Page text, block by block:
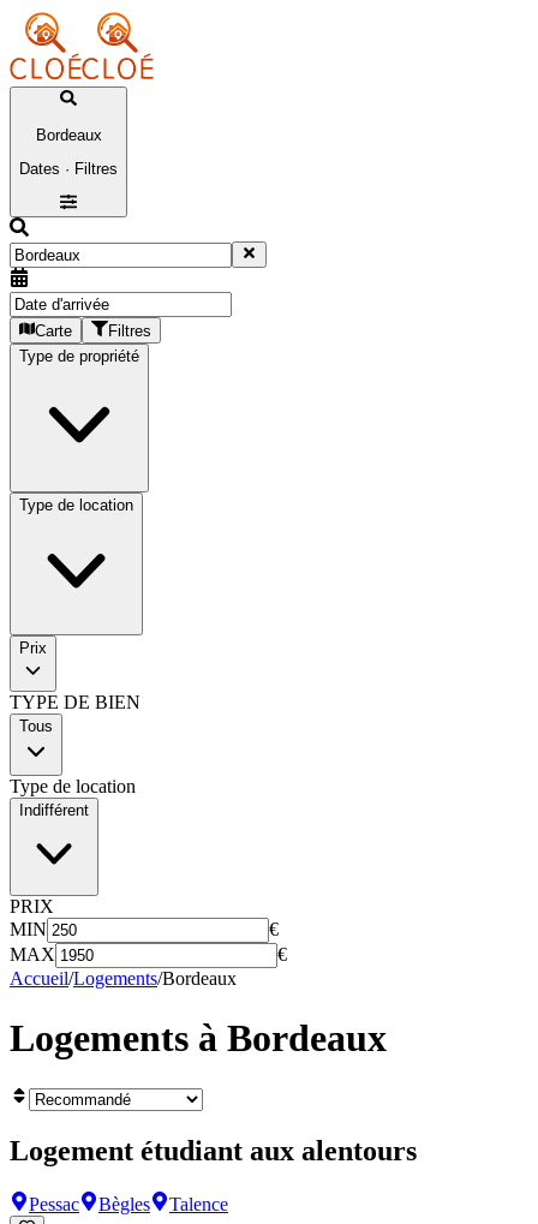
Bordeaux
Dates · Filtres
Carte
Filtres
Type de propriété
Type de location
Prix
TYPE DE BIEN
Tous
Type de location
Indifférent
PRIX
MIN
€
MAX
€
Accueil/Logements/Bordeaux
Logements à Bordeaux
Logement étudiant aux alentours
Pessac Bègles Talence